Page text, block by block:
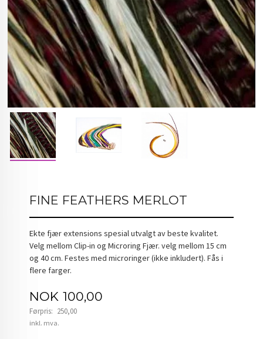
FINE FEATHERS MERLOT
Ekte fjær extensions spesial utvalgt av beste kvalitet.
Velg mellom Clip-in og Microring Fjær. velg mellom 15 cm
og 40 cm. Festes med microringer (ikke inkludert). Fås i
flere farger.
Tilbud
NOK 100,00
Førpris: 250,00
Rabatt
inkl. mva.